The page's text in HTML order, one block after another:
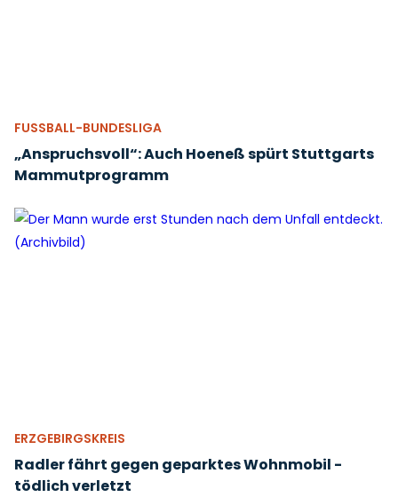
FUSSBALL-BUNDESLIGA
„Anspruchsvoll“: Auch Hoeneß spürt Stuttgarts
Mammutprogramm
ERZGEBIRGSKREIS
Radler fährt gegen geparktes Wohnmobil -
tödlich verletzt